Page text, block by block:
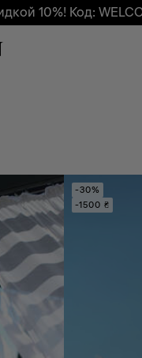
WELCOME10
-30%
-1500 ₴